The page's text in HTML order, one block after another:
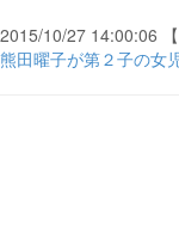
2015/10/27 14:00:06 【
熊田曜子が第２子の女